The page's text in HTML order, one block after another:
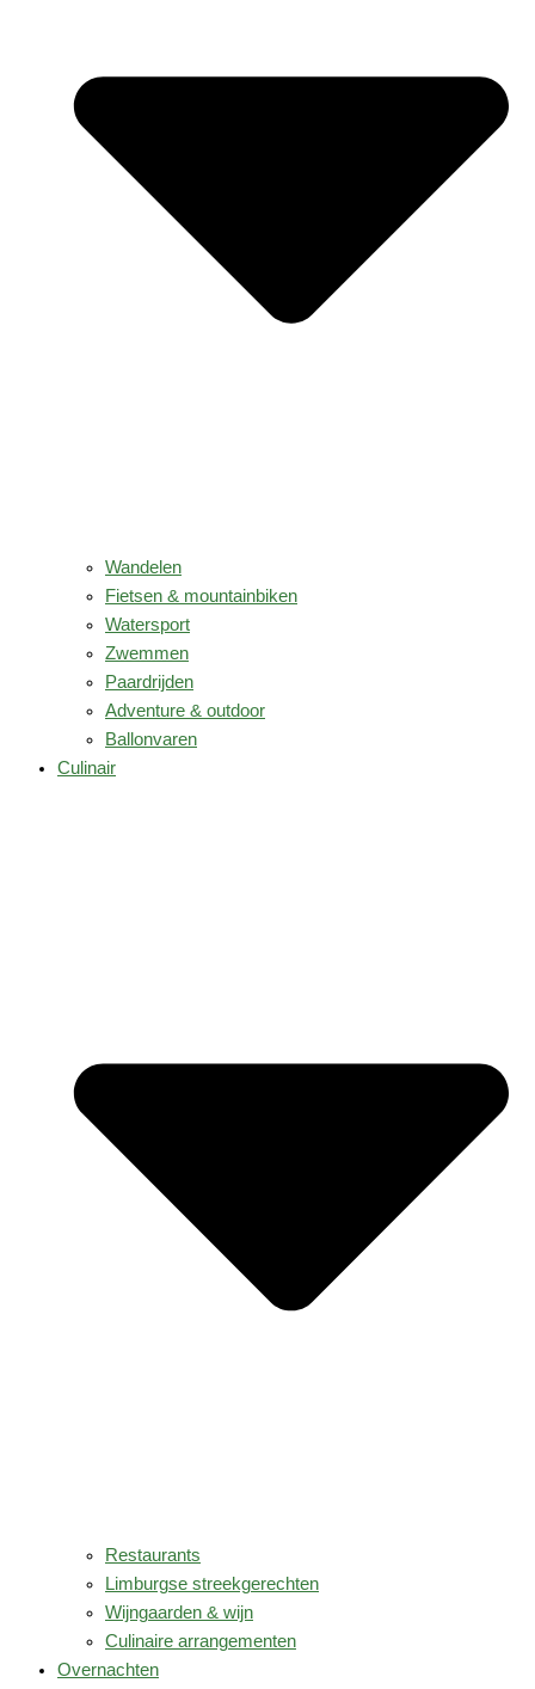
Wandelen
Fietsen & mountainbiken
Watersport
Zwemmen
Paardrijden
Adventure & outdoor
Ballonvaren
Culinair
Restaurants
Limburgse streekgerechten
Wijngaarden & wijn
Culinaire arrangementen
Overnachten